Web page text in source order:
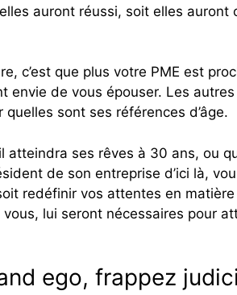
auront réussi, soit elles
c’est que plus votre PME est
envie de vous épouser. Les
sont ses références d’âge.
atteindra ses rêves à 30 ans, ou
de son entreprise d’ici là,
redéfinir vos attentes en
lui seront nécessaires pour
ego, frappez